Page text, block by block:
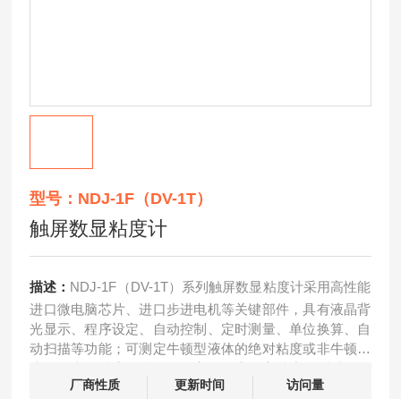
型号：NDJ-1F（DV-1T）
触屏数显粘度计
描述： NDJ-1F（DV-1T）系列触屏数显粘度计采用高性能
进口微电脑芯片、进口步进电机等关键部件，具有液晶背
光显示、程序设定、自动控制、定时测量、单位换算、自
动扫描等功能；可测定牛顿型液体的绝对粘度或非牛顿型
精准可靠，重复性好。
厂商性质
更新时间
访问量